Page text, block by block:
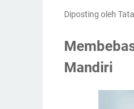
Diposting oleh
Mandiri